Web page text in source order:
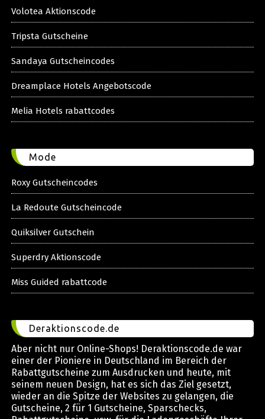
Volotea Aktionscode
Tripsta Gutscheine
Sandaya Gutscheincodes
Dreamplace Hotels Angebotscode
Melia Hotels rabattcodes
Mode
Roxy Gutscheincodes
La Redoute Gutscheincode
Quiksilver Gutschein
Superdry Aktionscode
Miss Guided rabattcode
Deraktionscode.de
Aber nicht nur Online-Shops! Deraktionscode.de war
einer der Pioniere in Deutschland im Bereich der
Rabattgutscheine zum Ausdrucken und heute, mit
seinem neuen Design, hat es sich das Ziel gesetzt,
wieder an die Spitze der Websites zu gelangen, die
Gutscheine, 2 für 1 Gutscheine, Sparschecks,